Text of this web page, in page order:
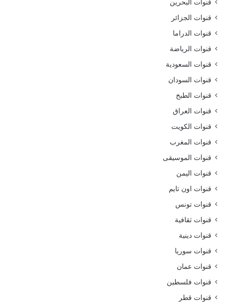
قنوات البحرين
قنوات الجزائر
قنوات الدراما
قنوات الرياضة
قنوات السعودية
قنوات السودان
قنوات الطبخ
قنوات العراق
قنوات الكويت
قنوات المغرب
قنوات الموسيقى
قنوات اليمن
قنوات اون تايم
قنوات تونس
قنوات ثقافية
قنوات دينية
قنوات سوريا
قنوات عمان
قنوات فلسطين
قنوات قطر